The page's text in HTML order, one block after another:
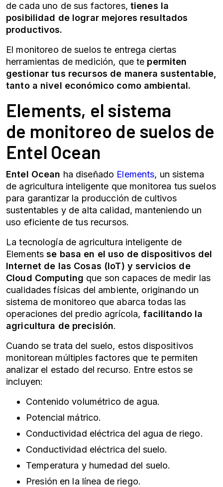
de cada uno de sus factores, tienes la
posibilidad de lograr mejores resultados
productivos.
El monitoreo de suelos te entrega ciertas
herramientas de medición, que te permiten
gestionar tus recursos de manera sustentable,
tanto a nivel económico como ambiental.
Elements, el sistema
de monitoreo de suelos de
Entel Ocean
Entel Ocean ha diseñado Elements, un sistema
de agricultura inteligente que monitorea tus suelos
para garantizar la producción de cultivos
sustentables y de alta calidad, manteniendo un
uso eficiente de tus recursos.
La tecnología de agricultura inteligente de
Elements se basa en el uso de dispositivos del
Internet de las Cosas (IoT) y servicios de
Cloud Computing que son capaces de medir las
cualidades físicas del ambiente, originando un
sistema de monitoreo que abarca todas las
operaciones del predio agrícola, facilitando la
agricultura de precisión.
Cuando se trata del suelo, estos dispositivos
monitorean múltiples factores que te permiten
analizar el estado del recurso. Entre estos se
incluyen:
Contenido volumétrico de agua.
Potencial mátrico.
Conductividad eléctrica del agua de riego.
Conductividad eléctrica del suelo.
Temperatura y humedad del suelo.
Presión en la línea de riego.